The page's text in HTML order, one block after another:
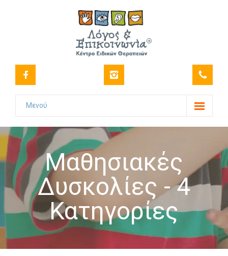
Μενού
Το Κέντρο
-- Όραμα
-- Ιστορικό
-- Πιστοποιήσεις
-- Στελέχωση
-- Επιστημονική Υπεύθυνη
Μαθησιακές
Δυσκολίες - 4
Κατηγορίες